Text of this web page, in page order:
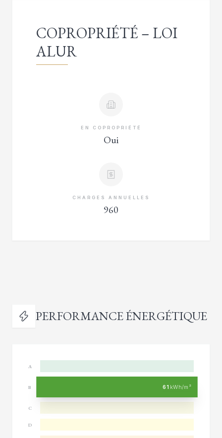
COPROPRIÉTÉ – LOI
ALUR
EN COPROPRIÉTÉ
Oui
CHARGES ANNUELLES
960
PERFORMANCE ÉNERGÉTIQUE
A
B 61 kWh/m²
C
D